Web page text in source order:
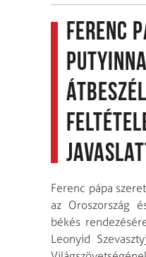
Ferenc
Ferenc pápa
az Oroszország
békés
Leonyid